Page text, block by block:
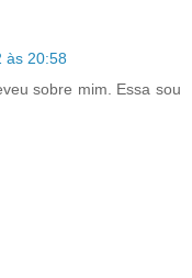
às 20:58
sobre mim. Essa sou